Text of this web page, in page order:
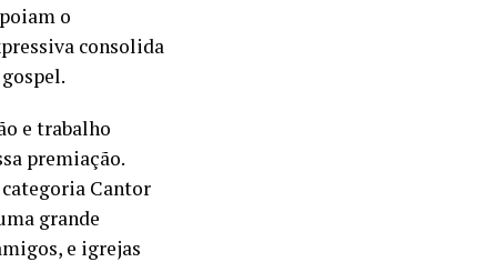
o
consolida
e trabalho
premiação.
categoria Cantor
grande
e igrejas